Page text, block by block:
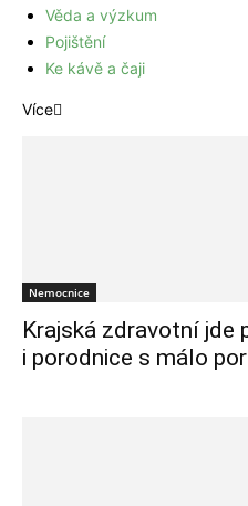
Věda a výzkum
Pojištění
Ke kávě a čaji
Více
Nemocnice
Krajská zdravotní jde
i porodnice s málo